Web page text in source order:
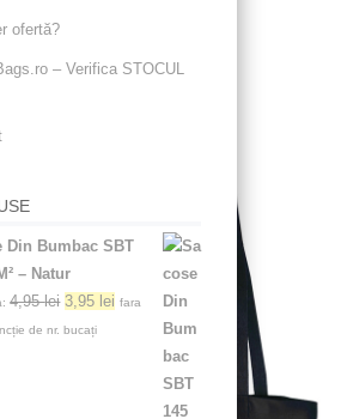
ofertă?
– Verifica STOCUL
Din Bumbac SBT
– Natur
4,95lei 3,95 lei fara
de nr. bucați